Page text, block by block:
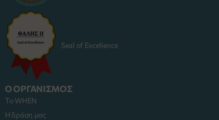
Seal of Excellence
Ο ΟΡΓΑΝΙΣΜΟΣ
Το WHEN
Η δράση μας